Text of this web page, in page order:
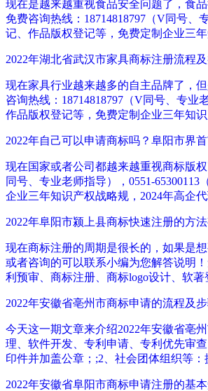
现在是越来越重视食品安全问题了，食
免费咨询热线：18714818797（V同号
记、作品版权登记等，免费定制企业三
2022年湖北省武汉市家具商标注册流程及
现在家具行业越来越多的自主品牌了，
咨询热线：18714818797（V同号、专
作品版权登记等，免费定制企业三年知
2022年自己可以申请商标吗？阜阳市界
现在国家或者公司都越来越重视商标版
同号、专业老师指导），0551-
企业三年知识产权战略规，2024年高企
2022年阜阳市颍上县商标快速注册的方
现在商标注册的周期是很长的，如果是
或者咨询的可以联系小编为您解答说明
利预审、商标注册、商标logo设计、软
2022年安徽省亳州市商标申请的流程及
今天这一期文章来介绍2022年安徽省亳
理、软件开发、专利申请、专利优先审
印件并加盖公章；;2、社会团体组织等
2022年安徽省阜阳市商标申请注册的基